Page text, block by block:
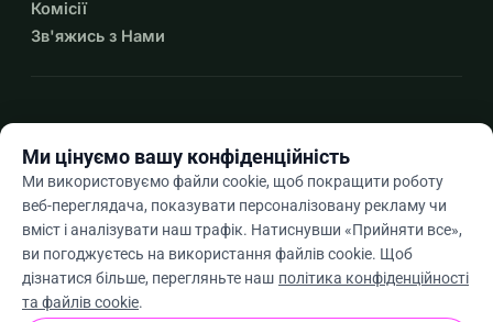
Комісії
Зв'яжись з Нами
Ukarrow_drop_down
★★★★★4,9 / 5 на основі 500+ відгуків
Ми цінуємо вашу конфіденційність
Ми використовуємо файли cookie, щоб покращити роботу
веб-переглядача, показувати персоналізовану рекламу чи
вміст і аналізувати наш трафік. Натиснувши «Прийняти все»,
ви погоджуєтесь на використання файлів cookie. Щоб
дізнатися більше, перегляньте наш політика конфіденційності
та файлів cookie.